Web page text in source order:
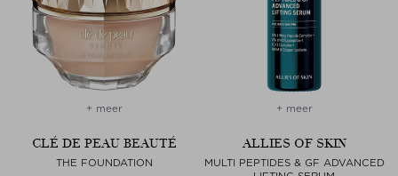
+ meer
CLÉ DE PEAU BEAUTÉ
THE FOUNDATION
+ meer
ALLIES OF SKIN
MULTI PEPTIDES & GF ADVANCED